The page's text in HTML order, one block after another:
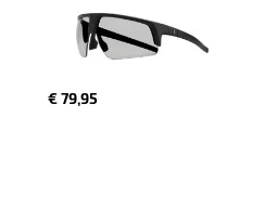
€ 79,95